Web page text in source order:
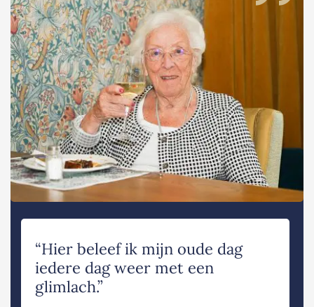
“Hier beleef ik mijn oude dag
iedere dag weer met een
glimlach.”